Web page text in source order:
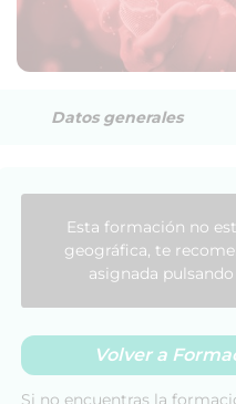
Datos generales
Esta formación no
geográfica, te
asignada
Volver a
Si no encuentras la